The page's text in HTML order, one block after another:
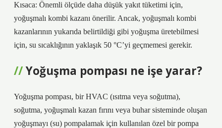
Kısaca: Önemli ölçüde daha düşük yakıt tüketimi için,
yoğuşmalı kombi kazanı önerilir. Ancak, yoğuşmalı kombi
kazanlarının yukarıda belirtildiği gibi yoğuşma üretebilmesi
için, su sıcaklığının yaklaşık 50 °C’yi geçmemesi gerekir.
Yoğuşma pompası ne işe yarar?
Yoğuşma pompası, bir HVAC (ısıtma veya soğutma),
soğutma, yoğuşmalı kazan fırını veya buhar sisteminde oluşan
yoğuşmayı (su) pompalamak için kullanılan özel bir pompa